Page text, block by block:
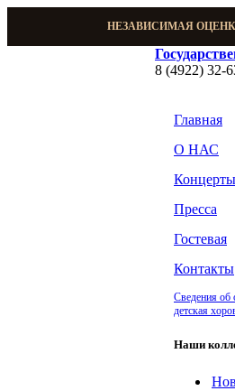
НЕЗАВИСИМАЯ
8 (4922) 32-
Главная
О НАС
Концерты
Пресса
Гостевая
Контакты
Сведения об
детская
Наши